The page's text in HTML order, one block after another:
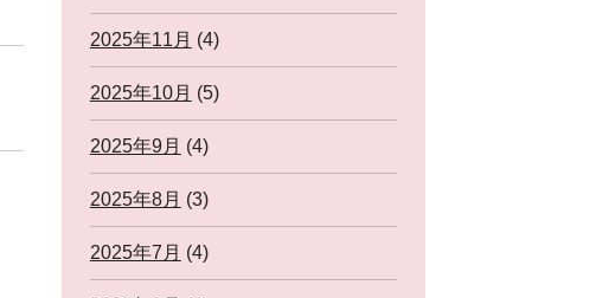
2025年11月 (4)
2025年10月 (5)
2025年9月 (4)
2025年8月 (3)
2025年7月 (4)